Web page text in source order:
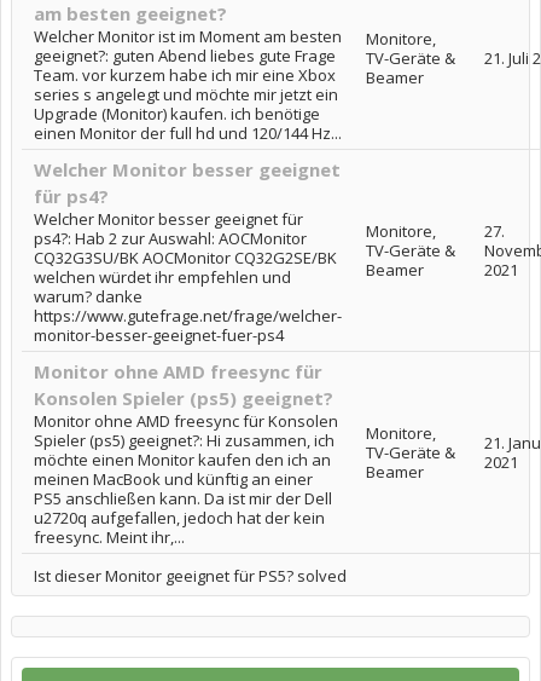
am besten geeignet?
Welcher Monitor ist im Moment am besten
geeignet?: guten Abend liebes gute Frage
Team. vor kurzem habe ich mir eine Xbox
series s angelegt und möchte mir jetzt ein
Upgrade (Monitor) kaufen. ich benötige
einen Monitor der full hd und 120/144 Hz...
Monitore,
TV-Geräte &
Beamer
21. Juli
Welcher Monitor besser geeignet
für ps4?
Welcher Monitor besser geeignet für
ps4?: Hab 2 zur Auswahl: AOCMonitor
CQ32G3SU/BK AOCMonitor CQ32G2SE/BK
welchen würdet ihr empfehlen und
warum? danke
https://www.gutefrage.net/frage/welcher-
monitor-besser-geeignet-fuer-ps4
Monitore,
TV-Geräte &
Beamer
27.
2021
Monitor ohne AMD freesync für
Konsolen Spieler (ps5) geeignet?
Monitor ohne AMD freesync für Konsolen
Spieler (ps5) geeignet?: Hi zusammen, ich
möchte einen Monitor kaufen den ich an
meinen MacBook und künftig an einer
PS5 anschließen kann. Da ist mir der Dell
u2720q aufgefallen, jedoch hat der kein
freesync. Meint ihr,...
Monitore,
TV-Geräte &
Beamer
21.
2021
Ist dieser Monitor geeignet für PS5? solved